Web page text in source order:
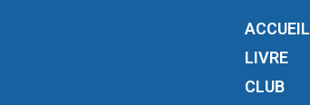
ACCUEIL
LIVRE
CLUB